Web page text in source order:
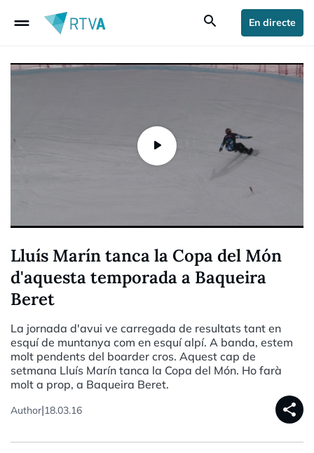
drag_handle search En directe
Lluís Marín tanca la Copa del Món
d'aquesta temporada a Baqueira
Beret
La jornada d'avui ve carregada de resultats tant en
esquí de muntanya com en esquí alpí. A banda, estem
molt pendents del boarder cros. Aquest cap de
setmana Lluís Marín tanca la Copa del Món. Ho farà
molt a prop, a Baqueira Beret.
Author|18.03.16 share